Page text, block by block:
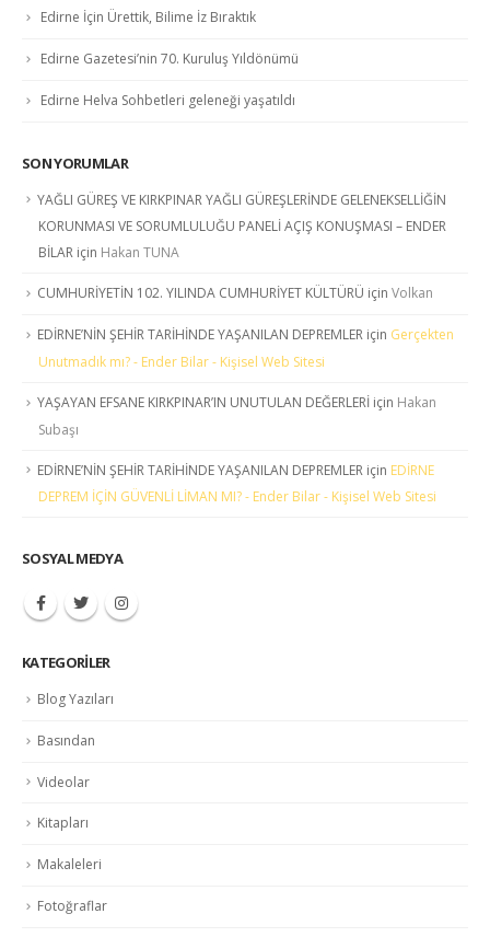
Edirne İçin Ürettik, Bilime İz Bıraktık
Edirne Gazetesi’nin 70. Kuruluş Yıldönümü
Edirne Helva Sohbetleri geleneği yaşatıldı
SON YORUMLAR
YAĞLI GÜREŞ VE KIRKPINAR YAĞLI GÜREŞLERİNDE GELENEKSELLİĞİN
KORUNMASI VE SORUMLULUĞU PANELİ AÇIŞ KONUŞMASI – ENDER
BİLAR için Hakan TUNA
CUMHURİYETİN 102. YILINDA CUMHURİYET KÜLTÜRÜ için Volkan
EDİRNE’NİN ŞEHİR TARİHİNDE YAŞANILAN DEPREMLER için Gerçekten
Unutmadık mı? - Ender Bilar - Kişisel Web Sitesi
YAŞAYAN EFSANE KIRKPINAR’IN UNUTULAN DEĞERLERİ için Hakan
Subaşı
EDİRNE’NİN ŞEHİR TARİHİNDE YAŞANILAN DEPREMLER için EDİRNE
DEPREM İÇİN GÜVENLİ LİMAN MI? - Ender Bilar - Kişisel Web Sitesi
SOSYAL MEDYA
KATEGORILER
Blog Yazıları
Basından
Videolar
Kitapları
Makaleleri
Fotoğraflar